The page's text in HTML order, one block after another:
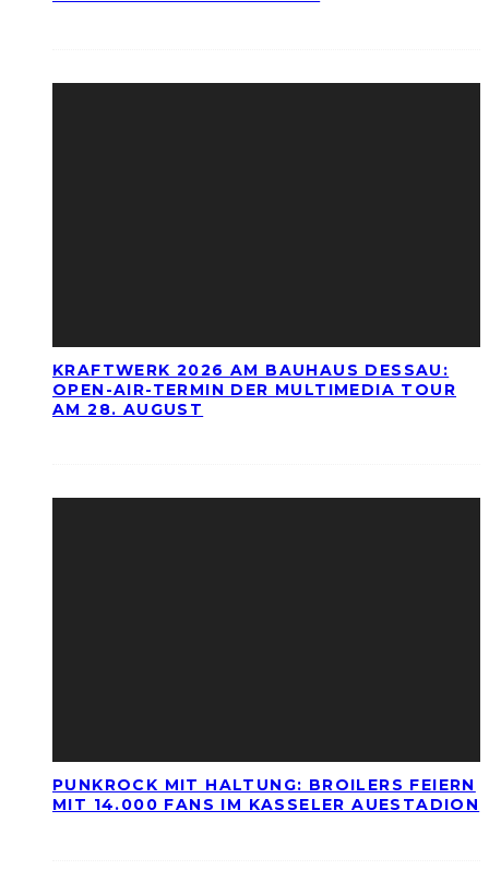
KRAFTWERK 2026 AM BAUHAUS DESSAU:
OPEN-AIR-TERMIN DER MULTIMEDIA TOUR
AM 28. AUGUST
PUNKROCK MIT HALTUNG: BROILERS FEIERN
MIT 14.000 FANS IM KASSELER AUESTADION